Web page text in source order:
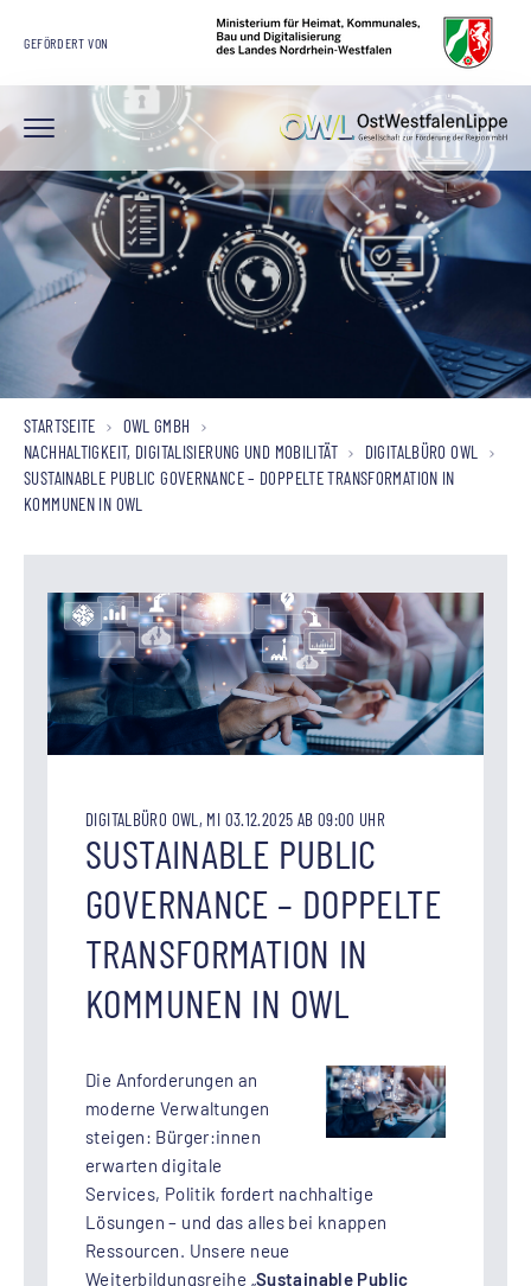
GEFÖRDERT VON
STARTSEITE
OWL GMBH
NACHHALTIGKEIT, DIGITALISIERUNG UND MOBILITÄT
DIGITALBÜRO OWL
SUSTAINABLE PUBLIC GOVERNANCE – DOPPELTE TRANSFORMATION IN
KOMMUNEN IN OWL
DIGITALBÜRO OWL, MI 03.12.2025 AB 09:00 UHR
SUSTAINABLE PUBLIC
GOVERNANCE – DOPPELTE
TRANSFORMATION IN
KOMMUNEN IN OWL
Die Anforderungen an
moderne Verwaltungen
steigen: Bürger:innen
erwarten digitale
Services, Politik fordert nachhaltige
Lösungen – und das alles bei knappen
Ressourcen. Unsere neue
Weiterbildungsreihe „ Sustainable Public